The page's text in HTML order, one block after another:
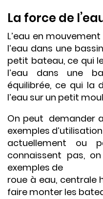
La force de
L’eau en
l’eau dans une
petit bateau, ce qui
l’eau dans une
équilibrée, ce qui la
l’eau sur un petit
On peut demander
exemples
actuellement ou
connaissent pas,
exemples de
roue à eau, centrale
faire monter les